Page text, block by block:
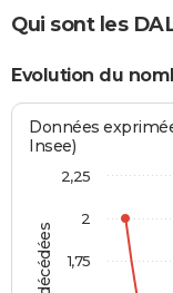
Qui sont les
Evolution du
Données
Insee)
1,75
2
2,25